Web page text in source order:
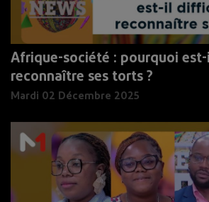
Afrique-société : pourquoi
reconnaître ses torts ?
Mardi 02 Décembre 2025